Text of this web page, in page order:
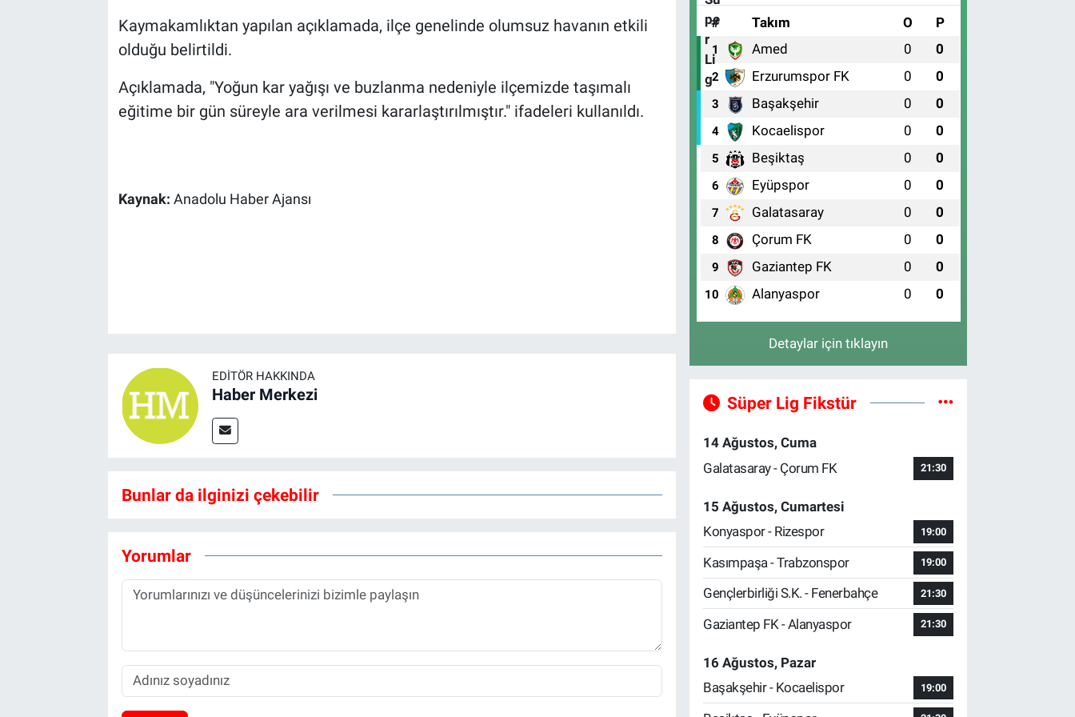
Kaymakamlıktan yapılan açıklamada, ilçe genelinde olumsuz havanın etkili
olduğu belirtildi.
Açıklamada, "Yoğun kar yağışı ve buzlanma nedeniyle ilçemizde taşımalı
eğitime bir gün süreyle ara verilmesi kararlaştırılmıştır." ifadeleri kullanıldı.
Kaynak: Anadolu Haber Ajansı
EDITÖR HAKKINDA
Haber Merkezi
Bunlar da ilginizi çekebilir
Yorumlar
# Takım O P
1 Amed 0 0
2 Erzurumspor FK 0 0
3 Başakşehir 0 0
4 Kocaelispor 0 0
5 Beşiktaş 0 0
6 Eyüpspor 0 0
7 Galatasaray 0 0
8 Çorum FK 0 0
9 Gaziantep FK 0 0
10 Alanyaspor 0 0
Detaylar için tıklayın
Süper Lig Fikstür
14 Ağustos, Cuma
Galatasaray - Çorum FK
21:30
15 Ağustos, Cumartesi
Konyaspor - Rizespor
19:00
Kasımpaşa - Trabzonspor 19:00
Gençlerbirliği S.K. - Fenerbahçe 21:30
Gaziantep FK - Alanyaspor 21:30
16 Ağustos, Pazar
Başakşehir - Kocaelispor
19:00